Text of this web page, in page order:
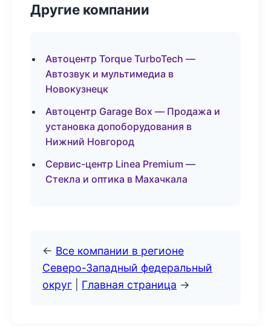
Другие компании
Автоцентр Torque TurboTech —
Автозвук и мультимедиа в
Новокузнецк
Автоцентр Garage Box — Продажа и
установка допоборудования в
Нижний Новгород
Сервис-центр Linea Premium —
Стекла и оптика в Махачкала
← Все компании в регионе
Северо-Западный федеральный
округ
Главная страница →